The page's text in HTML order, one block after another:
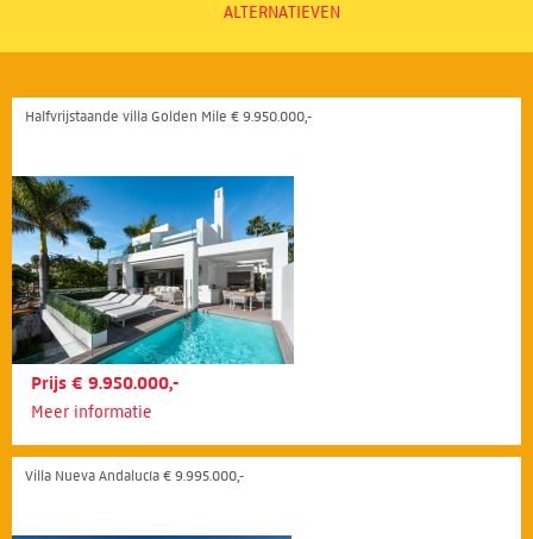
ALTERNATIEVEN
Halfvrijstaande villa Golden Mile € 9.950.000,-
Prijs € 9.950.000,-
Meer informatie
Villa Nueva Andalucía € 9.995.000,-